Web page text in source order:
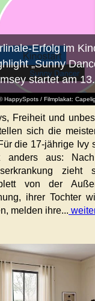
HappySpots / Filmplakat:
Erfolg im
„Sunny
startet am
Freiheit und
sich die
die 17-jährige Ivy
anders aus:
von der
ihrer Tochter
melden ihre...